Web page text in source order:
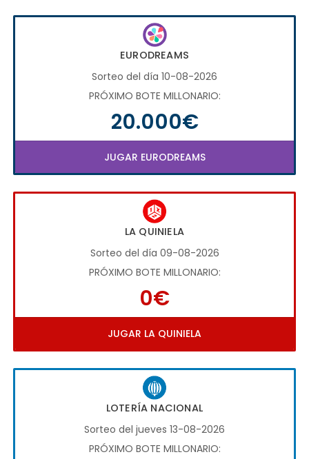
EURODREAMS
Sorteo del día 10-08-2026
PRÓXIMO BOTE MILLONARIO:
20.000€
JUGAR EURODREAMS
LA QUINIELA
Sorteo del día 09-08-2026
PRÓXIMO BOTE MILLONARIO:
0€
JUGAR LA QUINIELA
LOTERÍA NACIONAL
Sorteo del jueves 13-08-2026
PRÓXIMO BOTE MILLONARIO: